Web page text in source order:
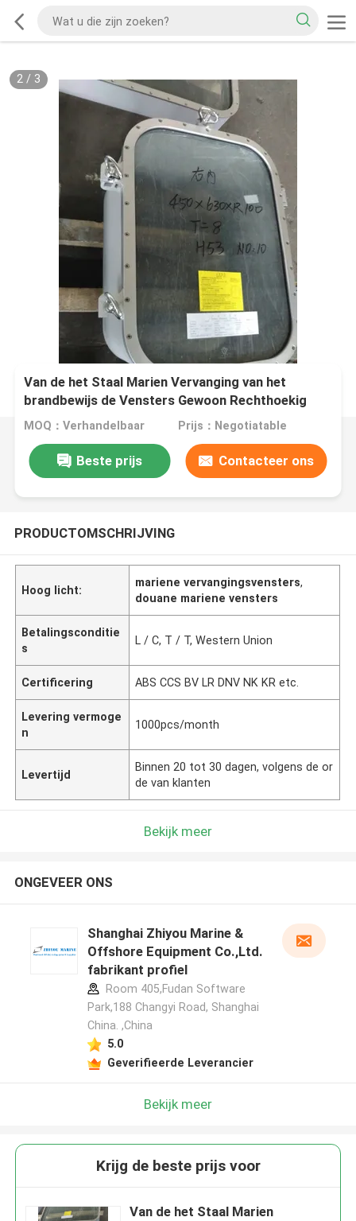
2/ 3
Van de het Staal Marien Vervanging van het
brandbewijs de Vensters Gewoon Rechthoekig
Openingsmodel
MOQ：Verhandelbaar Prijs：Negotiatable
Beste prijs Contacteer ons
PRODUCTOMSCHRIJVING
Hoog licht:
mariene vervangingsvensters,
douane mariene vensters
Betalingsconditie
s
L / C, T / T, Western Union
Certificering ABS CCS BV LR DNV NK KR etc.
Levering vermoge
n
1000pcs/month
Levertijd
Binnen 20 tot 30 dagen, volgens de or
de van klanten
Bekijk meer
ONGEVEER ONS
Shanghai Zhiyou Marine &
Offshore Equipment Co.,Ltd.
fabrikant profiel
Room 405,Fudan Software
Park,188 Changyi Road, Shanghai
China. ,China
5.0
Geverifieerde Leverancier
Bekijk meer
Krijg de beste prijs voor
Van de het Staal Marien